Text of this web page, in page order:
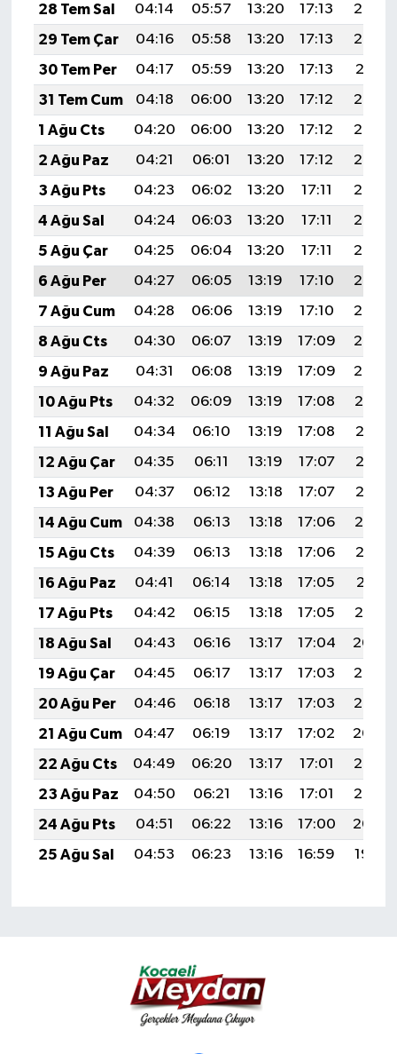
28 Tem Sal
04:14 05:57 13:20 17:13
20:33
29 Tem Çar
04:16 05:58 13:20 17:13
20:32
30 Tem Per
04:17 05:59 13:20 17:13
20:31
31 Tem Cum
04:18 06:00 13:20 17:12
20:30
1 Ağu Cts
04:20 06:00 13:20 17:12
20:29
2 Ağu Paz
04:21 06:01 13:20 17:12
20:28
3 Ağu Pts
04:23 06:02 13:20 17:11
20:27
4 Ağu Sal
04:24 06:03 13:20 17:11
20:26
5 Ağu Çar
04:25 06:04 13:20 17:11
20:25
6 Ağu Per
04:27 06:05 13:19 17:10
20:24
7 Ağu Cum
04:28 06:06 13:19 17:10
20:23
8 Ağu Cts
04:30 06:07 13:19 17:09
20:22
9 Ağu Paz
04:31 06:08 13:19 17:09
20:20
10 Ağu Pts
04:32 06:09 13:19 17:08
20:19
11 Ağu Sal
04:34 06:10 13:19 17:08
20:18
12 Ağu Çar
04:35 06:11 13:19 17:07
20:17
13 Ağu Per
04:37 06:12 13:18 17:07
20:15
14 Ağu Cum
04:38 06:13 13:18 17:06
20:14
15 Ağu Cts
04:39 06:13 13:18 17:06
20:13
16 Ağu Paz
04:41 06:14 13:18 17:05
20:11
17 Ağu Pts
04:42 06:15 13:18 17:05
20:10
18 Ağu Sal
04:43 06:16 13:17 17:04
20:09
19 Ağu Çar
04:45 06:17 13:17 17:03
20:07
20 Ağu Per
04:46 06:18 13:17 17:03
20:06
21 Ağu Cum
04:47 06:19 13:17 17:02
20:04
22 Ağu Cts
04:49 06:20 13:17 17:01
20:03
23 Ağu Paz
04:50 06:21 13:16 17:01
20:02
24 Ağu Pts
04:51 06:22 13:16 17:00
20:00
25 Ağu Sal
04:53 06:23 13:16 16:59 19:59